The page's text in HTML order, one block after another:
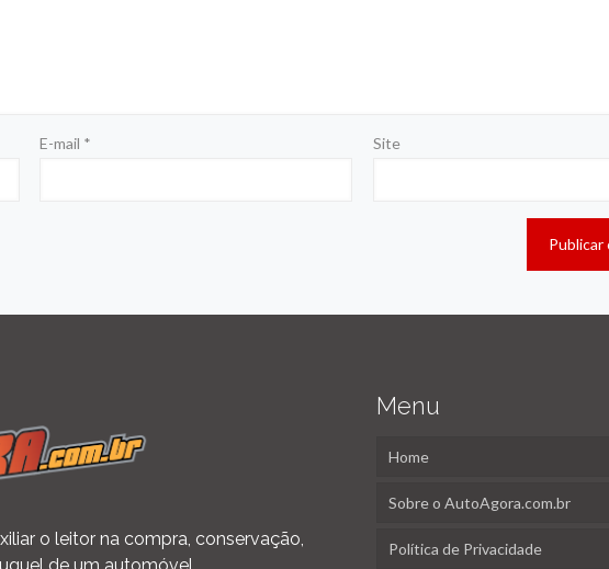
E-mail * Site
o leitor na compra, conservação,
Menu
Home
Sobre o AutoAgora.com.br
Política de Privacidade